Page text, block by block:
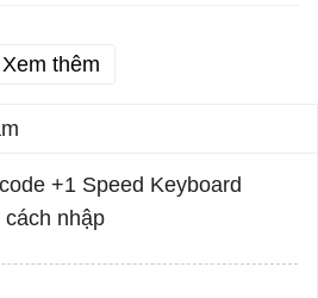
Xem thêm
+1 Speed Keyboard
cách nhập